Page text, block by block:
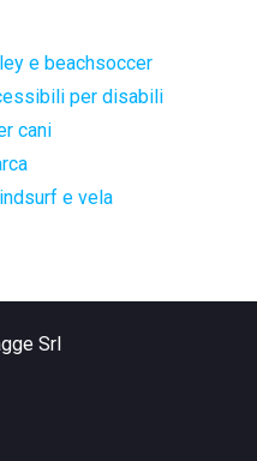
e beachsoccer
per disabili
cani
e vela
Srl